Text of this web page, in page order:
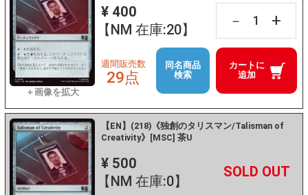
¥ 400
【NM 在庫:20】
－ +
カートに
追加
週間販売数
29点
同名商品
検索
【EN】(218)《独創のタリスマン/Talisman of
Creativity》[MSC] 茶U
¥ 500
【NM 在庫:0】
－ +